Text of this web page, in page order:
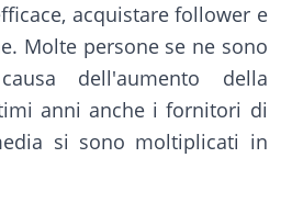
acquistare follower e
Molte persone se ne sono
dell'aumento della
anni anche i fornitori di
si sono moltiplicati in